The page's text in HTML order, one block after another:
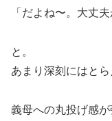
「だよね〜。大丈夫
と。
あまり深刻にはとら
義母への丸投げ感